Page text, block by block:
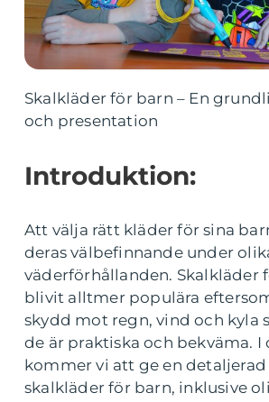
Skalkläder för barn – En
och presentation
Introduktion:
Att välja rätt kläder för sina
deras välbefinnande under
väderförhållanden. Skalkläder
blivit alltmer populära
skydd mot regn, vind och kyla
de är praktiska och bekväma. I
kommer vi att ge en
skalkläder för barn, inklusive